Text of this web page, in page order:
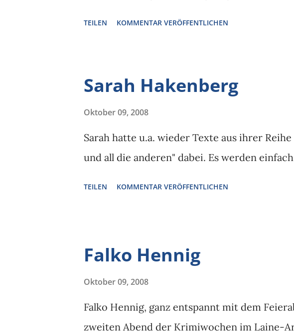
TEILEN KOMMENTAR VERÖFFENTLICHEN
Sarah Hakenberg
Oktober 09, 2008
Sarah hatte u.a. wieder Texte aus ihrer
und all die anderen" dabei. Es werden
TEILEN KOMMENTAR VERÖFFENTLICHEN
Falko Hennig
Oktober 09, 2008
Falko Hennig, ganz entspannt mit dem
zweiten Abend der Krimiwochen im Laine-